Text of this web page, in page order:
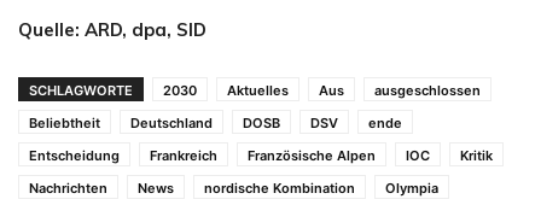
Quelle: ARD, dpa, SID
SCHLAGWORTE 2030 Aktuelles Aus
ausgeschlossen
Beliebtheit
Deutschland DOSB DSV
ende
Entscheidung
Frankreich Französische Alpen IOC
Kritik
Nachrichten
News nordische Kombination
Olympia